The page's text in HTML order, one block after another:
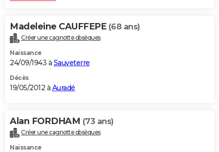
Madeleine CAUFFEPE (68 ans)
Créer une cagnotte obsèques
Naissance
24/09/1943 à Sauveterre
Décès
19/05/2012 à Auradé
Alan FORDHAM (73 ans)
Créer une cagnotte obsèques
Naissance